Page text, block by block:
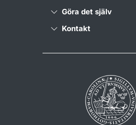
Göra det själv
Kontakt